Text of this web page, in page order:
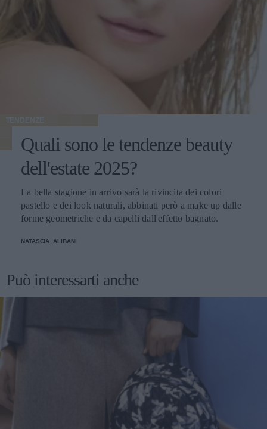
TENDENZE
Quali sono le tendenze beauty
dell'estate 2025?
La bella stagione in arrivo sarà la rivincita dei colori
pastello e dei look naturali, abbinati però a make up dalle
forme geometriche e da capelli dall'effetto bagnato.
NATASCIA_ALIBANI
Può interessarti anche